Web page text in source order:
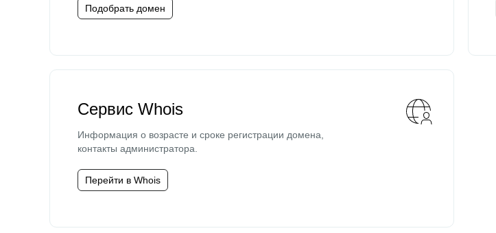
Подобрать домен
Сервис Whois
Информация о возрасте и сроке регистрации домена,
контакты администратора.
Перейти в Whois